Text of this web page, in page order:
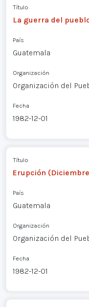
Título
La guerra del
País
Guatemala
Organización
Organización del
Fecha
1982-12-01
Título
Erupción
País
Guatemala
Organización
Organización del
Fecha
1982-12-01